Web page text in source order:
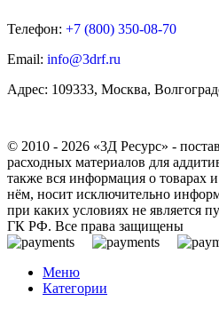
Телефон: +7 (800) 350-08-70
Email: info@3drf.ru
Адрес: 109333, Москва,
© 2010 - 2026 «3Д Ресурс» -
расходных материалов для
также вся информация о товарах
нём, носит исключительно
при каких условиях не является
ГК РФ. Все права защищены
Меню
Категории